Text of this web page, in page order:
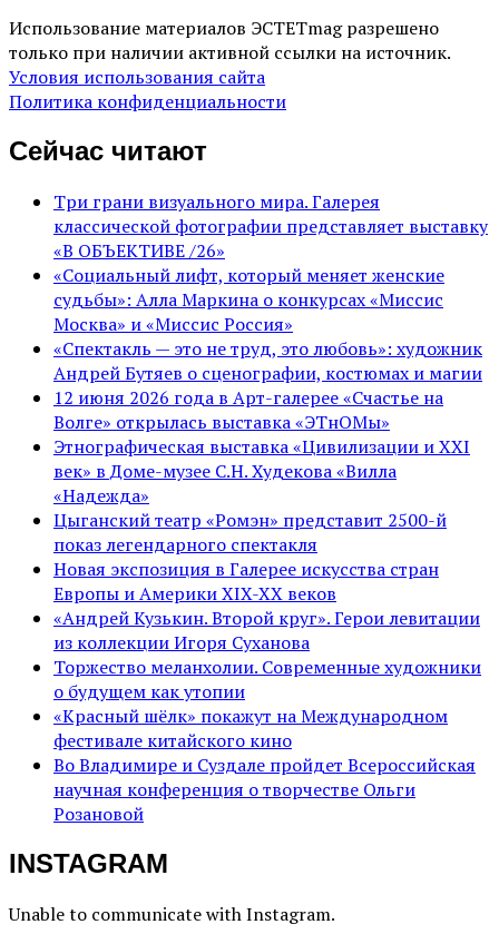
Использование материалов ЭСТЕТmag разрешено
только при наличии активной ссылки на источник.
Условия использования сайта
Политика конфиденциальности
Сейчас читают
Три грани визуального мира. Галерея
классической фотографии представляет выставку
«В ОБЪЕКТИВЕ /26»
«Социальный лифт, который меняет женские
судьбы»: Алла Маркина о конкурсах «Миссис
Москва» и «Миссис Россия»
«Спектакль — это не труд, это любовь»: художник
Андрей Бутяев о сценографии, костюмах и магии
12 июня 2026 года в Арт-галерее «Счастье на
Волге» открылась выставка «ЭТнОМы»
Этнографическая выставка «Цивилизации и ХХI
век» в Доме-музее С.Н. Худекова «Вилла
«Надежда»
Цыганский театр «Ромэн» представит 2500-й
показ легендарного спектакля
Новая экспозиция в Галерее искусства стран
Европы и Америки XIX-XX веков
«Андрей Кузькин. Второй круг». Герои левитации
из коллекции Игоря Суханова
Торжество меланхолии. Современные художники
о будущем как утопии
«Красный шёлк» покажут на Международном
фестивале китайского кино
Во Владимире и Суздале пройдет Всероссийская
научная конференция о творчестве Ольги
Розановой
INSTAGRAM
Unable to communicate with Instagram.